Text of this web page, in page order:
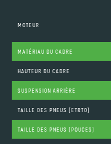
MOTEUR
MATÉRIAU DU CADRE
HAUTEUR DU CADRE
SUSPENSION ARRIÈRE
TAILLE DES PNEUS (ETRTO)
TAILLE DES PNEUS (POUCES)